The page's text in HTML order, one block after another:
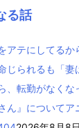
る話
アテにしてる
じられるも「
、転勤がなくな
ん』について